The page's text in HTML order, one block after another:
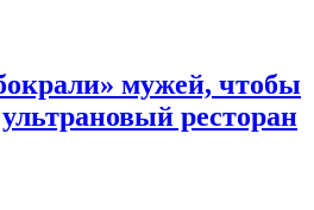
мужей, чтобы
ресторан